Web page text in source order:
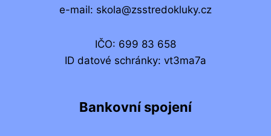
e-mail: skola@zsstredokluky.cz
IČO: 699 83 658
ID datové schránky: vt3ma7a
Bankovní spojení